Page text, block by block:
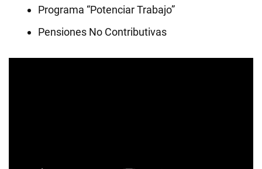
Programa “Potenciar Trabajo”
Pensiones No Contributivas